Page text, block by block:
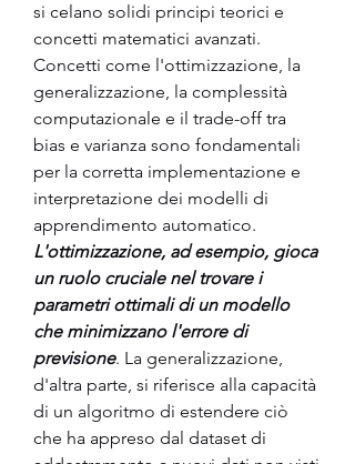
si celano solidi principi teorici e
concetti matematici avanzati.
Concetti come l'ottimizzazione, la
generalizzazione, la complessità
computazionale e il trade-off tra
bias e varianza sono fondamentali
per la corretta implementazione e
interpretazione dei modelli di
apprendimento automatico.
L'ottimizzazione, ad esempio, gioca
un ruolo cruciale nel trovare i
parametri ottimali di un modello
che minimizzano l'errore di
previsione. La generalizzazione,
d'altra parte, si riferisce alla capacità
di un algoritmo di estendere ciò
che ha appreso dal dataset di